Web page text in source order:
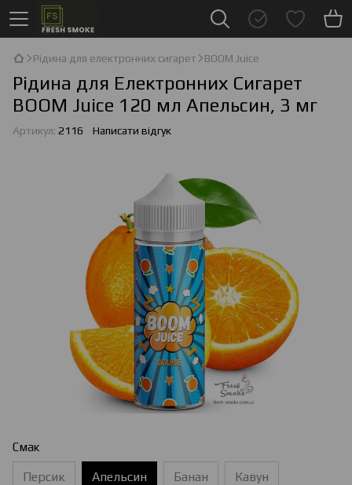
Рідина для електронних сигарет BOOM Juice
Рідина для Електронних Сигарет
BOOM Juice 120 мл Апельсин, 3 мг
Артикул: 2116 Написати відгук
Смак
Персик Апельсин Банан Кавун